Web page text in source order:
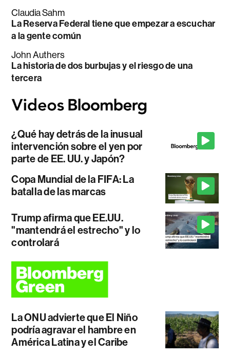
Claudia Sahm
La Reserva Federal tiene que empezar a escuchar
a la gente común
John Authers
La historia de dos burbujas y el riesgo de una
tercera
¿Qué hay detrás de la inusual
intervención sobre el yen por
parte de EE. UU. y Japón?
Copa Mundial de la FIFA: La
batalla de las marcas
Trump afirma que EE.UU.
"mantendrá el estrecho" y lo
controlará
La ONU advierte que El Niño
podría agravar el hambre en
América Latina y el Caribe